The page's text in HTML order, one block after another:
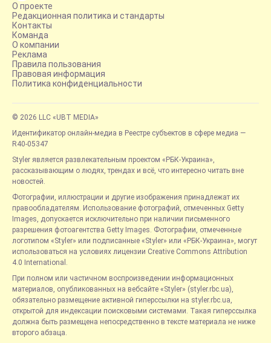
О проекте
Редакционная политика и стандарты
Контакты
Команда
О компании
Реклама
Правила пользования
Правовая информация
Политика конфиденциальности
© 2026 LLC «UBT MEDIA»
Идентификатор онлайн-медиа в Реестре субъектов в сфере медиа —
R40-05347
Styler является развлекательным проектом «РБК-Украина»,
рассказывающим о людях, трендах и всё, что интересно читать вне
новостей.
Фотографии, иллюстрации и другие изображения принадлежат их
правообладателям. Использование фотографий, отмеченных Getty
Images, допускается исключительно при наличии письменного
разрешения фотоагентства Getty Images. Фотографии, отмеченные
логотипом «Styler» или подписанные «Styler» или «РБК-Украина», могут
использоваться на условиях лицензии Creative Commons Attribution
4.0 International.
При полном или частичном воспроизведении информационных
материалов, опубликованных на вебсайте «Styler» (styler.rbc.ua),
обязательно размещение активной гиперссылки на styler.rbc.ua,
открытой для индексации поисковыми системами. Такая гиперссылка
должна быть размещена непосредственно в тексте материала не ниже
второго абзаца.